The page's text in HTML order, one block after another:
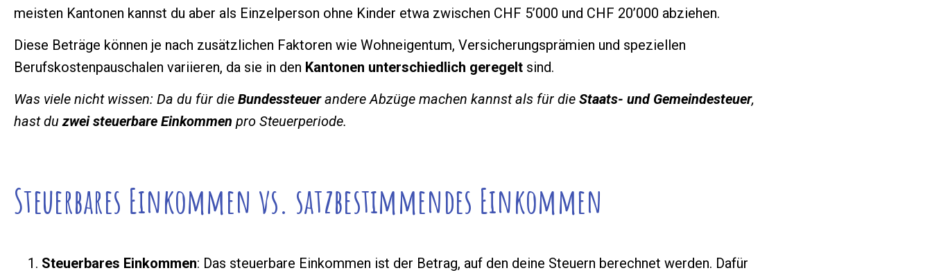
meisten Kantonen kannst du aber als Einzelperson ohne Kinder etwa zwischen CHF 5’000 und CHF 20’000 abziehen.
Diese Beträge können je nach zusätzlichen Faktoren wie Wohneigentum, Versicherungsprämien und speziellen
Berufskostenpauschalen variieren, da sie in den Kantonen unterschiedlich geregelt sind.
Was viele nicht wissen: Da du für die Bundessteuerandere Abzüge machen kannst als für die Staats- und Gemeindesteuer,
hast duzwei steuerbare Einkommen pro Steuerperiode.
Steuerbares Einkommen vs. satzbestimmendes Einkommen
Steuerbares Einkommen: Das steuerbare Einkommen ist der Betrag, auf den deine Steuern berechnet werden. Dafür